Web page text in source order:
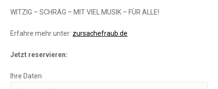
WITZIG – SCHRÄG – MIT VIEL MUSIK – FÜR ALLE!
Erfahre mehr unter: zursachefraub.de
Jetzt reservieren:
Ihre Daten